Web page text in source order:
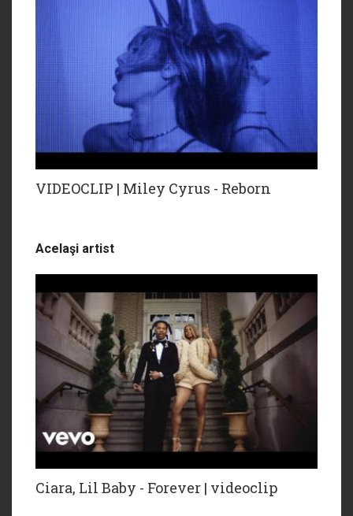
VIDEOCLIP | Miley Cyrus - Reborn
Acelaşi artist
Ciara, Lil Baby - Forever | videoclip